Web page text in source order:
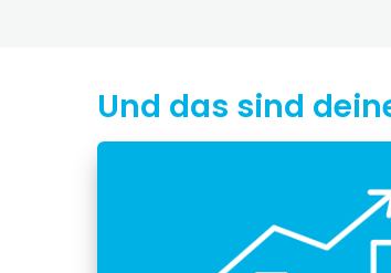
Und das sind